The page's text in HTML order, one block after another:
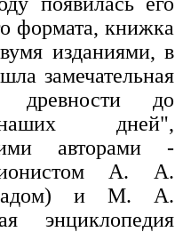
формата, книжка
изданиями, в
замечательная
до
дней",
авторами -
А. А.
Вадом) и М. А.
энциклопедия